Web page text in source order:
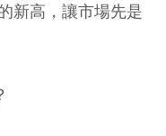
新高，讓市場先是